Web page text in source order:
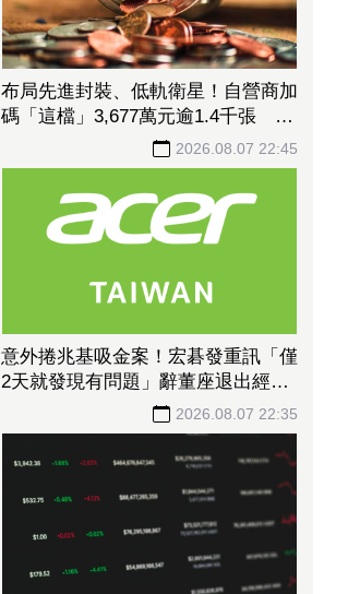
布局先進封裝、低軌衛星！自營商加
碼「這檔」3,677萬元逾1.4千張 加
2026.08.07 22:45
意外捲兆基吸金案！宏碁發重訊「僅
2天就發現有問題」辭董座退出經
營：內部存在管理缺失2026.08.07 22:35